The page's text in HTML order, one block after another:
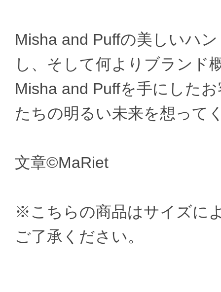
Misha and Puffの美しいハ
し、そして何よりブラン
Misha and Puffを手にした
たちの明るい未来を想って
文章©MaRiet
※こちらの商品はサイズに
ご了承ください。